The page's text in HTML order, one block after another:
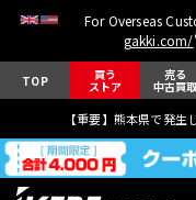
For Overseas
gakki.com/
TOP 買う
ストア
売る
中古買取
【重要】熊本県で発